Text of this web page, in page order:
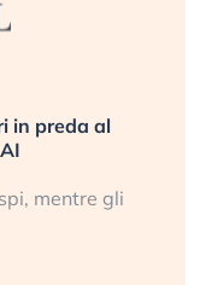
in preda al
mentre gli